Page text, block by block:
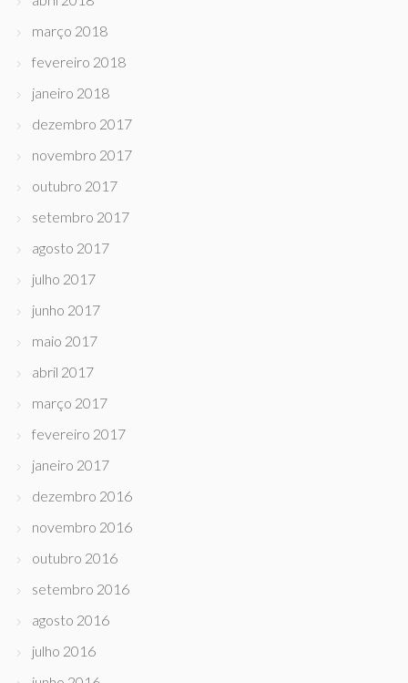
março 2018
fevereiro 2018
janeiro 2018
dezembro 2017
novembro 2017
outubro 2017
setembro 2017
agosto 2017
julho 2017
junho 2017
maio 2017
abril 2017
março 2017
fevereiro 2017
janeiro 2017
dezembro 2016
novembro 2016
outubro 2016
setembro 2016
agosto 2016
julho 2016